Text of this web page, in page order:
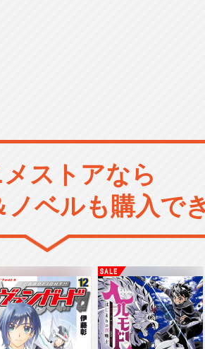
ストアなら
ベルも購入で